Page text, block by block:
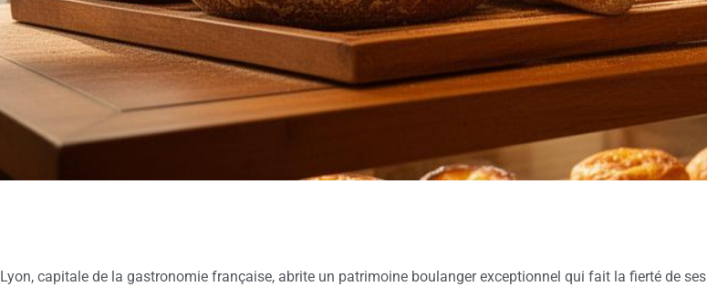
Lyon, capitale de la gastronomie française, abrite un patrimoine boulanger exceptionnel qui fait la fierté de ses